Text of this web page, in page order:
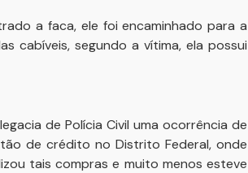
a faca, ele foi encaminhado para a
cabíveis, segundo a vítima, ela possui
de Polícia Civil uma ocorrência de
de crédito no Distrito Federal, onde
tais compras e muito menos esteve